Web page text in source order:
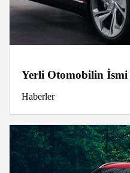
Yerli Otomobilin
Haberler